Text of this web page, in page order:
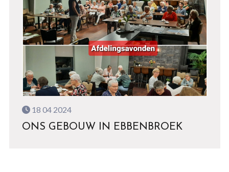
18 04 2024
ONS GEBOUW IN EBBENBROEK